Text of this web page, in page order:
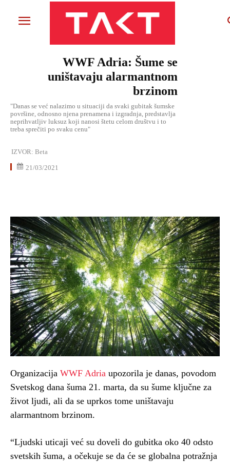
WWF Adria: Šume se
uništavaju alarmantnom
brzinom
"Danas se već nalazimo u situaciji da svaki gubitak šumske
površine, odnosno njena prenamena i izgradnja, predstavlja
neprihvatljiv luksuz koji nanosi štetu celom društvu i to
treba sprečiti po svaku cenu"
IZVOR: Beta
21/03/2021
Organizacija WWF Adria upozorila je danas, povodom
Svetskog dana šuma 21. marta, da su šume ključne za
život ljudi, ali da se uprkos tome uništavaju
alarmantnom brzinom.
“Ljudski uticaji već su doveli do gubitka oko 40 odsto
svetskih šuma, a očekuje se da će se globalna potražnja